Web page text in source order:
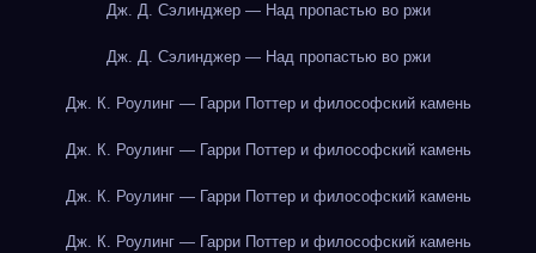
Дж. Д. Сэлинджер — Над пропастью во ржи
Дж. Д. Сэлинджер — Над пропастью во ржи
Дж. К. Роулинг — Гарри Поттер и философский камень
Дж. К. Роулинг — Гарри Поттер и философский камень
Дж. К. Роулинг — Гарри Поттер и философский камень
Дж. К. Роулинг — Гарри Поттер и философский камень